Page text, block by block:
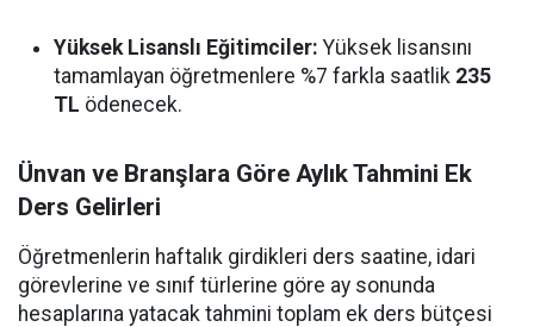
Yüksek Lisanslı Eğitimciler: Yüksek lisansını
tamamlayan öğretmenlere %7 farkla saatlik 235
TL ödenecek.
Ünvan ve Branşlara Göre Aylık Tahmini Ek
Ders Gelirleri
Öğretmenlerin haftalık girdikleri ders saatine, idari
görevlerine ve sınıf türlerine göre ay sonunda
hesaplarına yatacak tahmini toplam ek ders bütçesi